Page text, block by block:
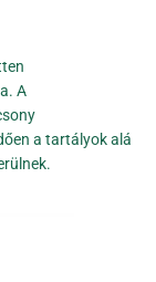
A
a tartályok alá